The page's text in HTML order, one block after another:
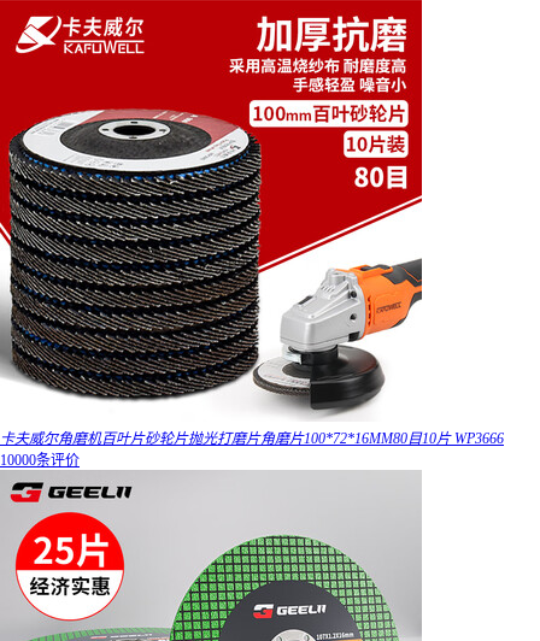
卡夫威尔角磨机百叶片砂轮片抛光打磨片角磨片100*72*16MM80目10片 WP3666
10000条评价